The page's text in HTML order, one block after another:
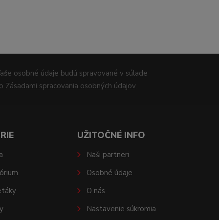
osobné údaje budú spravované v súlade
Zásadami spracovania osobných údajov.
UŽITOČNÉ INFO
Naši partneri
Osobné údaje
O nás
Nastavenie súkromia